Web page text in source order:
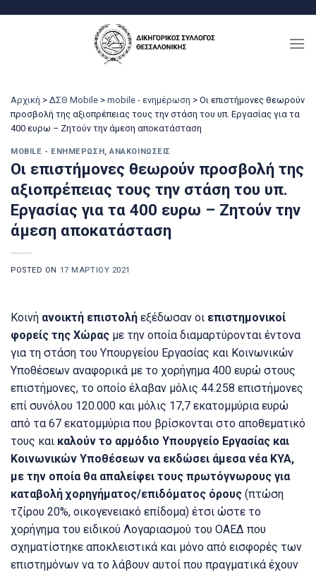
Αρχική > ΔΣΘ Mobile > mobile - ενημέρωση > Οι επιστήμονες θεωρούν
προσβολή της αξιοπρέπειας τους την στάση του υπ. Εργασίας για τα
400 ευρω – Ζητούν την άμεση αποκατάσταση
MOBILE - ΕΝΗΜΈΡΩΣΗ,ΑΝΑΚΟΙΝΏΣΕΙΣ
Οι επιστήμονες θεωρούν προσβολή της
αξιοπρέπειας τους την στάση του υπ.
Εργασίας για τα 400 ευρω – Ζητούν την
άμεση αποκατάσταση
POSTED ON 17 ΜΑΡΤΊΟΥ 2021
Κοινή ανοικτή επιστολή εξέδωσαν οι επιστημονικοί
φορείς της Χώρας με την οποία διαμαρτύρονται έντονα
για τη στάση του Υπουργείου Εργασίας και Κοινωνικών
Υποθέσεων αναφορικά με το χορήγημα 400 ευρώ στους
επιστήμονες, το οποίο έλαβαν μόλις 44.258 επιστήμονες
επί συνόλου 120.000 και μόλις 17,7 εκατομμύρια ευρώ
από τα 67 εκατομμύρια που βρίσκονται στο αποθεματικό
τους και καλούν το αρμόδιο Υπουργείο Εργασίας και
Κοινωνικών Υποθέσεων να εκδώσει άμεσα νέα ΚΥΑ,
με την οποία θα απαλείφει τους πρωτόγνωρους για
καταβολή χορηγήματος/επιδόματος όρους (πτώση
τζίρου 20%, οικογενειακό επίδομα) έτσι ώστε το
χορήγημα του ειδικού Λογαριασμού του ΟΑΕΔ που
σχηματίστηκε αποκλειστικά και μόνο από εισφορές των
επιστημόνων να το λάβουν αυτοί που πραγματικά έχουν